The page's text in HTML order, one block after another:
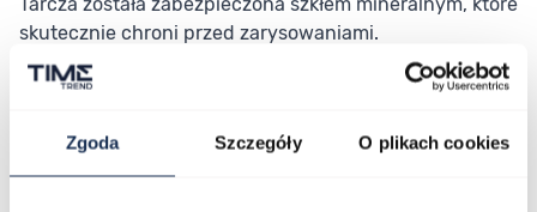
Zgoda Szczegóły O plikach cookies
skutecznie chroni przed zarysowaniami.
Mechanizm
Sercem modelu DW-6900TR-9ER jest mechanizm
użytkowaniu. Zegarek został wyposażony w szereg
praktycznych funkcji, takich jak stoper, timer, alarm, a